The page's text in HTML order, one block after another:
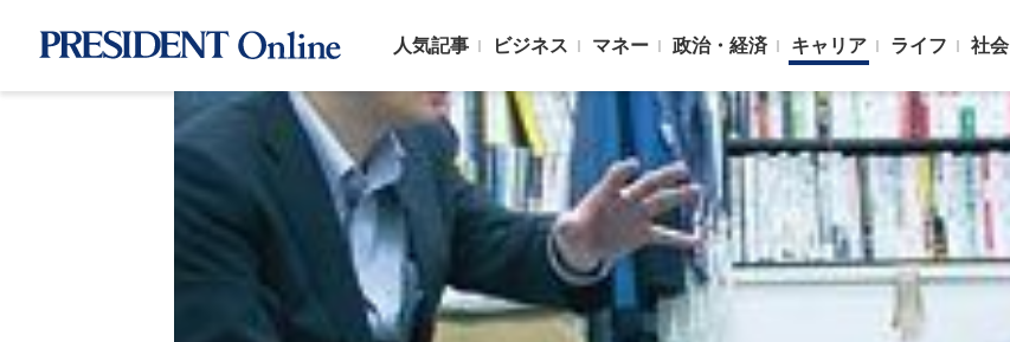
人気記事 ビジネス マネー 政治・経済 キャリア ライフ 社会